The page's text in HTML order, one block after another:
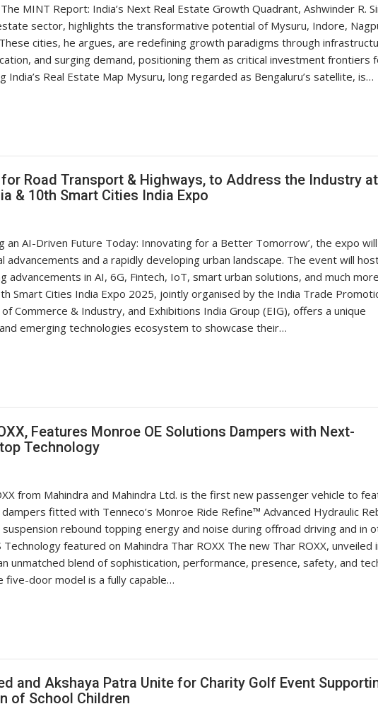
MINT Report: India’s Next Real Estate Growth Quadrant, Ashwinder R.
sector, highlights the transformative potential of Mysuru, Indore,
cities, he argues, are redefining growth paradigms through
and surging demand, positioning them as critical investment frontiers
India’s Real Estate Map Mysuru, long regarded as Bengaluru’s satellite, is…
Road Transport & Highways, to Address the Industry
& 10th Smart Cities India Expo
an AI-Driven Future Today: Innovating for a Better Tomorrow’, the expo will
advancements and a rapidly developing urban landscape. The event will
advancements in AI, 6G, Fintech, IoT, smart urban solutions, and much
Smart Cities India Expo 2025, jointly organised by the India Trade
Commerce & Industry, and Exhibitions India Group (EIG), offers a unique
emerging technologies ecosystem to showcase their…
Features Monroe OE Solutions Dampers with Next-
Technology
from Mahindra and Mahindra Ltd. is the first new passenger vehicle to
fitted with Tenneco’s Monroe Ride Refine™ Advanced Hydraulic
suspension rebound topping energy and noise during offroad driving and in
featured on Mahindra Thar ROXX The new Thar ROXX, unveiled
unmatched blend of sophistication, performance, presence, safety, and
five-door model is a fully capable…
and Akshaya Patra Unite for Charity Golf Event
of School Children